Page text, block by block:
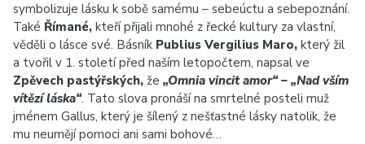
symbolizuje lásku k sobě samému – sebeúctu a sebepoznání.
Také Římané, kteří přijali mnohé z řecké kultury za vlastní,
věděli o lásce své. Básník Publius Vergilius Maro, který žil
a tvořil v 1. století před naším letopočtem, napsal ve
Zpěvech pastýřských, že „Omnia vincit amor“ – „Nad vším
vítězí láska“. Tato slova pronáší na smrtelné posteli muž
jménem Gallus, který je šílený z nešťastné lásky natolik, že
mu neumějí pomoci ani sami bohové…